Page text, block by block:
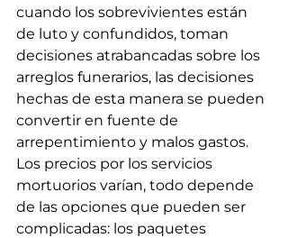
cuando los sobrevivientes están
de luto y confundidos, toman
decisiones atrabancadas sobre los
arreglos funerarios, las decisiones
hechas de esta manera se pueden
convertir en fuente de
arrepentimiento y malos gastos.
Los precios por los servicios
mortuorios varían, todo depende
de las opciones que pueden ser
complicadas: los paquetes